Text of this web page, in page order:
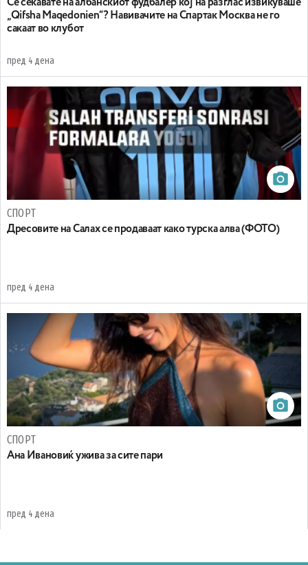
Се сеќавате на албанскиот фудбалер кој на разглас извикуваше
„Qifsha Maqedonien“? Навивачите на Спартак Москва не го
сакаат во клубот
пред 4 дена
СПОРТ
Дресовите на Салах се продаваат како турска алва (ФОТО)
пред 4 дена
СПОРТ
Ана Ивановиќ ужива за сите пари
пред 4 дена